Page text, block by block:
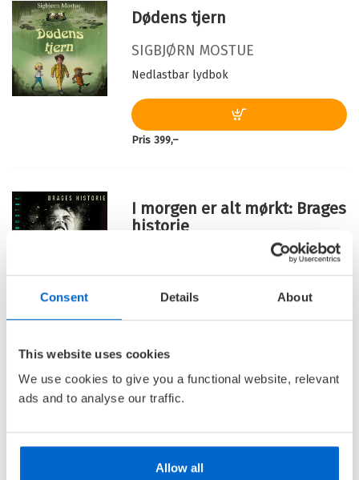
Consent Details About
This website uses cookies
We use cookies to give you a functional website, relevant
ads and to analyse our traffic.
Allow all
Dødens tjern
SIGBJØRN MOSTUE
Nedlastbar lydbok
Pris 399,–
I morgen er alt mørkt: Brages
historie
I MORGEN ER ALT MØRKT /
SIGBJØRN MOSTUE
Nedlastbar lydbok
Barnas Egen Bokverden – 100% leselyst!